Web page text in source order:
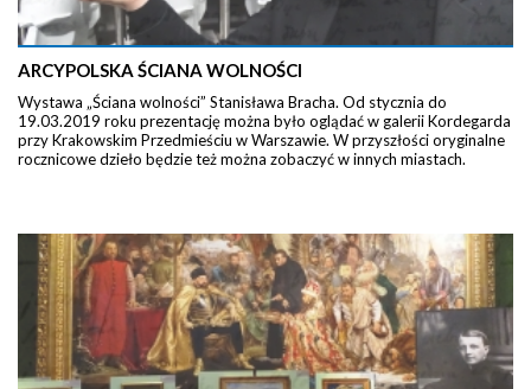
ARCYPOLSKA ŚCIANA WOLNOŚCI
Wystawa „Ściana wolności” Stanisława Bracha. Od stycznia do
19.03.2019 roku prezentację można było oglądać w galerii Kordegarda
przy Krakowskim Przedmieściu w Warszawie. W przyszłości oryginalne
rocznicowe dzieło będzie też można zobaczyć w innych miastach.